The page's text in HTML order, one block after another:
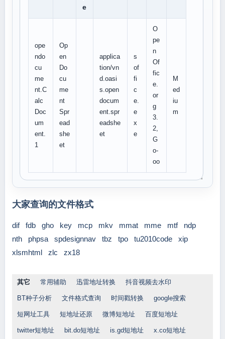
e
ope
ndo
cu
me
nt.C
alc
Doc
um
ent.
1
Op
en
Do
cu
me
nt
Spr
ead
she
et
applica
tion/vn
d.oasi
s.open
docum
ent.spr
eadshe
et
s
of
fi
c
e.
e
x
e
O
pe
n
Of
fic
e.
or
g
3.
2,
G
o-
oo
M
ed
iu
m
大家查询的文件格式
dif fdb gho key mcp mkv mmat mme mtf
ndp
nth
phpsa spdesignnav tbz tpo tu2010code
xip
xlsmhtml
zlc zx18
其它 常用辅助 迅雷地址转换 抖音视频去水印
BT种子分析 文件格式查询 时间戳转换 google搜索
短网址工具 短地址还原 微博短地址 百度短地址
twitter短地址 bit.do短地址 is.gd短地址 x.co短地址